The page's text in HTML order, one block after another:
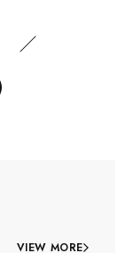
VIEW MORE